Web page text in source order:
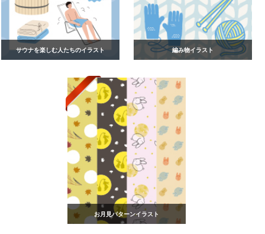
サウナを楽しむ人たちのイラスト 編み物イラスト
お月見パターンイラスト